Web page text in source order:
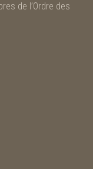
de l’Ordre des